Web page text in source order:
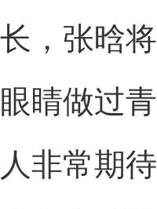
长，张晗
眼睛做过
人非常期